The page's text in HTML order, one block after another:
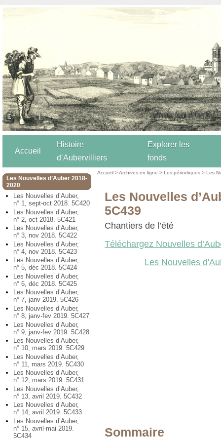
Accueil
Histoire
d’Aubervilliers
Explorer les
fonds
Les Nouvelles d’Auber 2018-
2020
Les Nouvelles d’Auber,
n° 1, sept-oct 2018. 5C420
Les Nouvelles d’Auber,
n° 2, oct 2018. 5C421
Les Nouvelles d’Auber,
n° 3, nov 2018. 5C422
Les Nouvelles d’Auber,
n° 4, nov 2018. 5C423
Les Nouvelles d’Auber,
n° 5, déc 2018. 5C424
Les Nouvelles d’Auber,
n° 6, déc 2018. 5C425
Les Nouvelles d’Auber,
n° 7, janv 2019. 5C426
Les Nouvelles d’Auber,
n° 8, janv-fev 2019. 5C427
Les Nouvelles d’Auber,
n° 9, janv-fev 2019. 5C428
Les Nouvelles d’Auber,
n° 10, mars 2019. 5C429
Les Nouvelles d’Auber,
n° 11, mars 2019. 5C430
Les Nouvelles d’Auber,
n° 12, mars 2019. 5C431
Les Nouvelles d’Auber,
n° 13, avril 2019. 5C432
Les Nouvelles d’Auber,
n° 14, avril 2019. 5C433
Les Nouvelles d’Auber,
n° 15, avril-mai 2019.
5C434
Accueil >Archives en ligne >Les périodiques >Les
Les Nouvelles
5C439
Chantiers de l’été
Téléchargez Nouvelles
Les Nouvelles
Sommaire